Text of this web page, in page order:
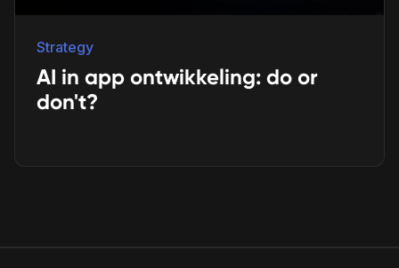
Strategy
AI in app ontwikkeling: do or
don't?